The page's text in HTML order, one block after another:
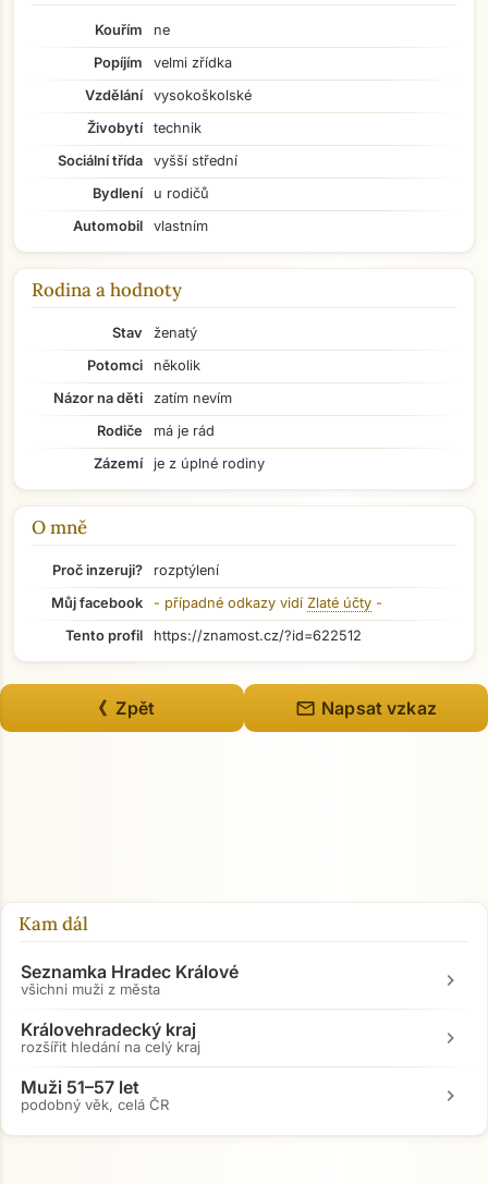
Přejít na hlavní obsah
Kouřím
ne
Popíjím
velmi zřídka
Vzdělání
vysokoškolské
Živobytí
technik
Sociální třída
vyšší střední
Bydlení
u rodičů
Automobil
vlastním
Rodina a hodnoty
Stav
ženatý
Potomci
několik
Názor na děti
zatím nevím
Rodiče
má je rád
Zázemí
je z úplné rodiny
O mně
Proč inzeruji?
rozptýlení
Můj facebook
- případné odkazy vidí Zlaté účty -
Tento profil
https://znamost.cz/?id=622512
《 Zpět mail Napsat vzkaz
Kam dál
Seznamka Hradec Králové
všichni muži z města chevron_right
Královehradecký kraj
rozšířit hledání na celý kraj chevron_right
Muži 51–57 let
podobný věk, celá ČR chevron_right